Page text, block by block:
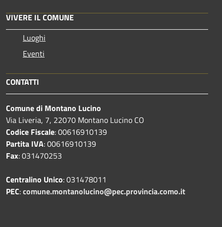
VIVERE IL COMUNE
Luoghi
Eventi
CONTATTI
Comune di Montano Lucino
Via Liveria, 7, 22070 Montano Lucino CO
Codice Fiscale: 00616910139
Partita IVA: 00616910139
Fax: 031470253
Centralino Unico: 031478011
PEC:comune.montanolucino@pec.provincia.como.it